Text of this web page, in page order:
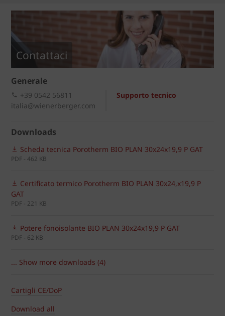
Contattaci
Generale
Supporto tecnico
+39 0542 56811
italia@wienerberger.com
Downloads
Scheda tecnica Porotherm BIO PLAN 30x24x19,9 P GAT
PDF - 462 KB
Certificato termico Porotherm BIO PLAN 30x24,x19,9 P
GAT
PDF - 221 KB
Potere fonoisolante BIO PLAN 30x24x19,9 P GAT
PDF - 62 KB
... Show more downloads (4)
Cartigli CE/DoP
Download all